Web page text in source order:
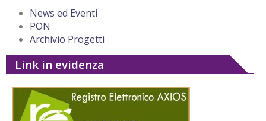
News ed Eventi
PON
Archivio Progetti
Link in evidenza